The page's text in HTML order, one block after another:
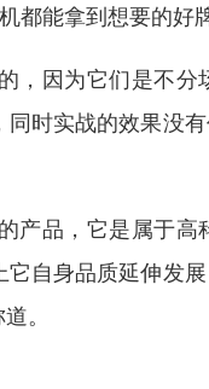
都能拿到想要的好牌
，因为它们是不
时实战的效果没
产品，它是属于
自身品质延伸发
。